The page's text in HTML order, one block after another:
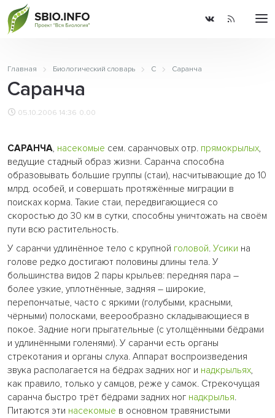
Главная Биологический словарь С Саранча
Саранча
05.10.2006 14:36 0.00
САРАНЧА, насекомые сем. саранчовых отр. прямокрылых,
ведущие стадный образ жизни. Саранча способна
образовывать большие группы (стаи), насчитывающие до 10
млрд. особей, и совершать протяжённые миграции в
поисках корма. Такие стаи, передвигающиеся со
скоростью до 30 км в сутки, способны уничтожать на своём
пути всю растительность.
У саранчи удлинённое тело с крупной головой. Усики на
голове редко достигают половины длины тела. У
большинства видов 2 пары крыльев: передняя пара –
более узкие, уплотнённые, задняя – широкие,
перепончатые, часто с яркими (голубыми, красными,
чёрными) полосками, веерообразно складывающиеся в
покое. Задние ноги прыгательные (с утолщёнными бёдрами
и удлинёнными голенями). У саранчи есть органы
стрекотания и органы слуха. Аппарат воспроизведения
звука располагается на бёдрах задних ног и надкрыльях,
как правило, только у самцов, реже у самок. Стрекочущая
саранча быстро трёт бёдрами задних ног надкрылья.
Питаются эти насекомые в основном травянистыми